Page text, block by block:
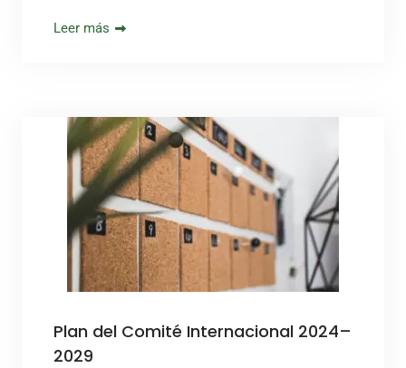
Leer más
Plan del Comité Internacional 2024–
2029